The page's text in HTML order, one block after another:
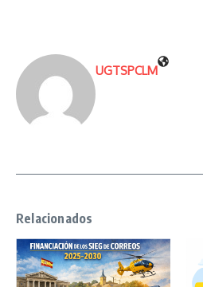
UGTSPCLM
Relacionados